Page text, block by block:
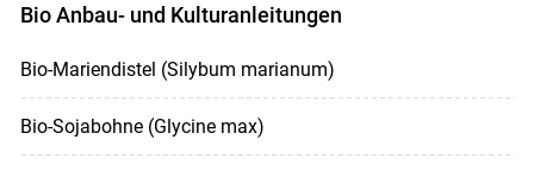
Bio Anbau- und Kulturanleitungen
Bio-Mariendistel (Silybum marianum)
Bio-Sojabohne (Glycine max)